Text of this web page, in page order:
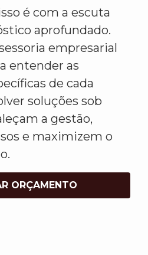
é com a escuta
aprofundado.
empresarial
entender as
de cada
soluções sob
a gestão,
e maximizem o
ORÇAMENTO